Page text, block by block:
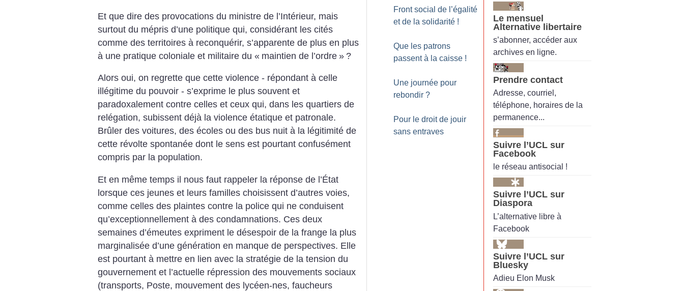
Et que dire des provocations du ministre de l’Intérieur, mais
surtout du mépris d’une politique qui, considérant les cités
comme des territoires à reconquérir, s’apparente de plus en plus
à une pratique coloniale et militaire du « maintien de l’ordre » ?
Alors oui, on regrette que cette violence - répondant à celle
illégitime du pouvoir - s’exprime le plus souvent et
paradoxalement contre celles et ceux qui, dans les quartiers de
relégation, subissent déjà la violence étatique et patronale.
Brûler des voitures, des écoles ou des bus nuit à la légitimité de
cette révolte spontanée dont le sens est pourtant confusément
compris par la population.
Et en même temps il nous faut rappeler la réponse de l’État
lorsque ces jeunes et leurs familles choisissent d’autres voies,
comme celles des plaintes contre la police qui ne conduisent
qu’exceptionnellement à des condamnations. Ces deux
semaines d’émeutes expriment le désespoir de la frange la plus
marginalisée d’une génération en manque de perspectives. Elle
est pourtant à mettre en lien avec la stratégie de la tension du
gouvernement et l’actuelle répression des mouvements sociaux
(transports, Poste, mouvement des lycéen-nes, faucheurs
Front social de l’égalité
et de la solidarité !
Que les patrons
passent à la caisse !
Une journée pour
rebondir ?
Pour le droit de jouir
sans entraves
Le mensuel
Alternative libertaire
s’abonner, accéder aux
archives en ligne.
Prendre contact
Adresse, courriel,
téléphone, horaires de la
permanence...
Suivre l’UCL sur
Facebook
le réseau antisocial !
Suivre l’UCL sur
Diaspora
L’alternative libre à
Facebook
Suivre l’UCL sur
Bluesky
Adieu Elon Musk